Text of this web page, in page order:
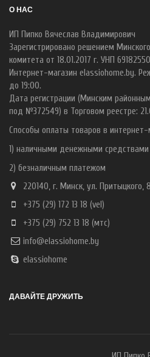
О НАС
ИП Пипко Вячеслав Владимирович
Зарегистрировано решением
комитета от 18.01.2017 г. УНП
Интернет-магазин elassiohome.by.
до 19:00.
Дата регистрации (Минским
под №372549) в Торговом реестре:
Способы оплаты товаров в интернет-
1) наличными денежными средствами
2) безналичным платежом
220140, г. Минск, ул. Притыцкого,
+375 (29) 172 13 18 (vel)
+375 (29) 752 13 18 (мтс)
info@elassiohome.by
elassiohome
ДАВАЙТЕ ДРУЖИТЬ